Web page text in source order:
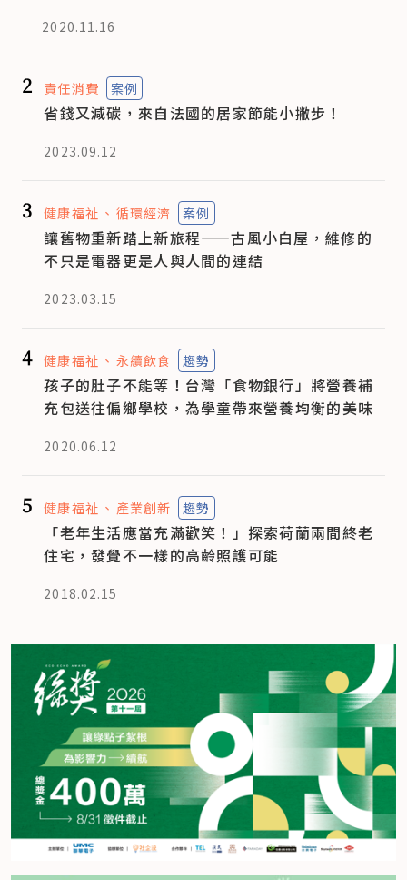
2020.11.16
2 責任消費 案例
省錢又減碳，來自法國的居家節能小撇步！
2023.09.12
3 健康福祉 循環經濟 案例
讓舊物重新踏上新旅程——古風小白屋，維修的
不只是電器更是人與人間的連結
2023.03.15
4 健康福祉 永續飲食 趨勢
孩子的肚子不能等！台灣「食物銀行」將營養補
充包送往偏鄉學校，為學童帶來營養均衡的美味
2020.06.12
5 健康福祉 產業創新 趨勢
「老年生活應當充滿歡笑！」探索荷蘭兩間終老
住宅，發覺不一樣的高齡照護可能
2018.02.15